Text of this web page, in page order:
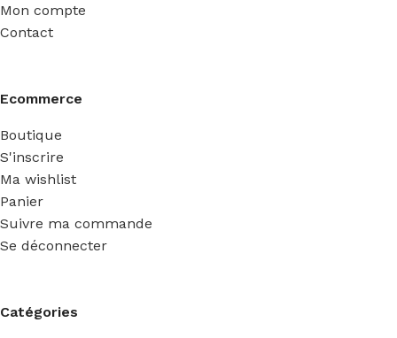
Mon compte
Contact
Ecommerce
Boutique
S'inscrire
Ma wishlist
Panier
Suivre ma commande
Se déconnecter
Catégories